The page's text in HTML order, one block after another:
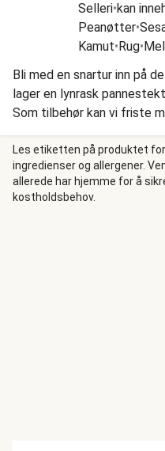
Selleri•kan
Peanøtter•
Kamut•Rug•
Bli med en snartur inn på
lager en lynrask
Som tilbehør kan vi friste
med mais og smør samt
eple, gresskarkjerner,
lage, skikkelig gode
Les etiketten på produktet
ingredienser og allergener.
allerede har hjemme for å
kostholdsbehov.